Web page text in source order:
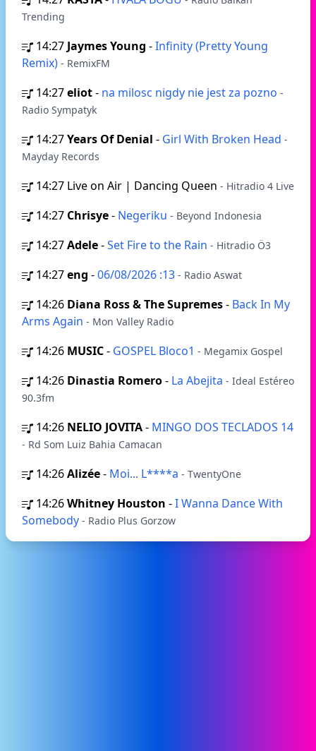
Trending
14:27 Jaymes Young -Infinity (Pretty Young
Remix) - RemixFM
14:27eliot- na milosc nigdy nie jest za pozno -
Radio Sympatyk
14:27Years Of Denial - Girl With Broken Head -
Mayday Records
14:27 Live on Air | Dancing Queen - Hitradio 4 Live
14:27 Chrisye- Negeriku - Beyond Indonesia
14:27Adele-Set Fire to the Rain - Hitradio Ö3
14:27eng -06/08/2026 :13 - Radio Aswat
14:26 Diana Ross & The Supremes- Back In My
Arms Again - Mon Valley Radio
14:26 MUSIC- GOSPEL Bloco1 - Megamix Gospel
14:26 Dinastia Romero- La Abejita - Ideal Estéreo
90.3fm
14:26 NELIO JOVITA- MINGO DOS TECLADOS 14
- Rd Som Luiz Bahia Camacan
14:26Alizée- Moi... L****a - TwentyOne
14:26Whitney Houston -I Wanna Dance With
Somebody - Radio Plus Gorzow